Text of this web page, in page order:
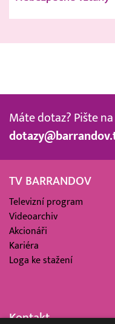
Máte dotaz? Pište
TV BARRANDOV
Televizní program
Videoarchiv
Akcionáři
Kariéra
Loga ke stažení
Kontakt